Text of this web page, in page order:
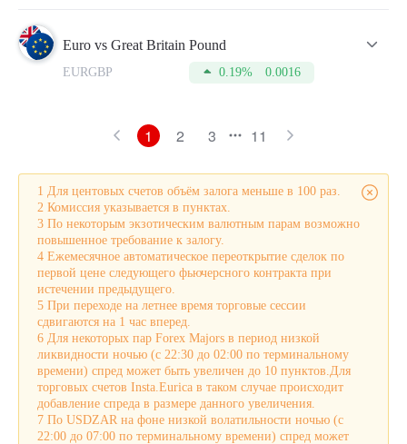
Euro vs Great Britain Pound
EURGBP 0.19% 0.0016
1 2 3 11
1 Для центовых счетов объём залога меньше в 100 раз.
2 Комиссия указывается в пунктах.
3 По некоторым экзотическим валютным парам возможно
повышенное требование к залогу.
4 Ежемесячное автоматическое переоткрытие сделок по
первой цене следующего фьючерсного контракта при
истечении предыдущего.
5 При переходе на летнее время торговые сессии
сдвигаются на 1 час вперед.
6 Для некоторых пар Forex Majors в период низкой
ликвидности ночью (с 22:30 до 02:00 по терминальному
времени) спред может быть увеличен до 10 пунктов.Для
торговых счетов Insta.Eurica в таком случае происходит
добавление спреда в размере данного увеличения.
7 По USDZAR на фоне низкой волатильности ночью (с
22:00 до 07:00 по терминальному времени) спред может